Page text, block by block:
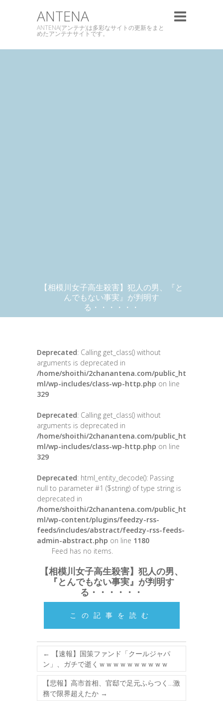
ANTENA
ANTENA(アンテナ)は多彩なサイトの更新をまと
めたアンテナサイトです。
【相模川女子高生殺害】犯人の男、『と
んでもない事実』が判明す
る・・・・・・
Deprecated: Calling get_class() without
arguments is deprecated in
/home/shoithi/2chanantena.com/public_ht
ml/wp-includes/class-wp-http.php on line
329
Deprecated: Calling get_class() without
arguments is deprecated in
/home/shoithi/2chanantena.com/public_ht
ml/wp-includes/class-wp-http.php on line
329
Deprecated: html_entity_decode(): Passing
null to parameter #1 ($string) of type string is
deprecated in
/home/shoithi/2chanantena.com/public_ht
ml/wp-content/plugins/feedzy-rss-
feeds/includes/abstract/feedzy-rss-feeds-
admin-abstract.php on line 1180
Feed has no items.
【相模川女子高生殺害】犯人の男、
『とんでもない事実』が判明す
る・・・・・・
この記事を読む
←
【速報】国策ファンド「クールジャパ
ン」、ガチで逝くｗｗｗｗｗｗｗｗｗｗ
【悲報】高市首相、官邸で足元ふらつく…激
務で限界超えたか →